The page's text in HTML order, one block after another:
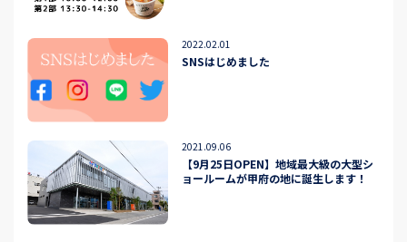
2022.02.01
SNSはじめました
2021.09.06
【9月25日OPEN】地域最大級の大型シ
ョールームが甲府の地に誕生します！